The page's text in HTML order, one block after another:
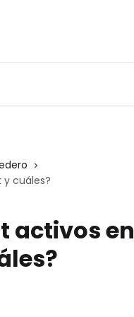
cuáles?
activos en